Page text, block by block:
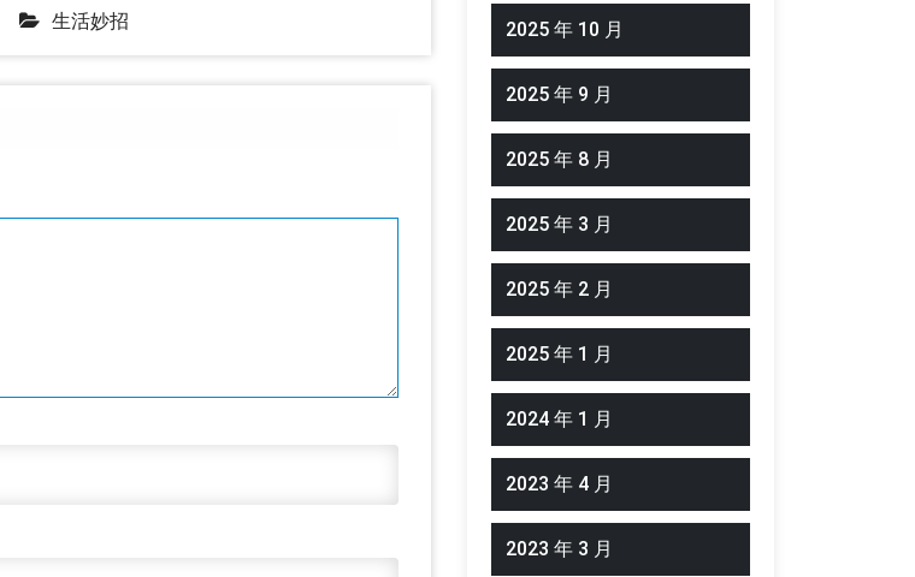
生活妙招 2025 年 10 月
2025 年 9 月
2025 年 8 月
2025 年 3 月
2025 年 2 月
2025 年 1 月
2024 年 1 月
2023 年 4 月
2023 年 3 月